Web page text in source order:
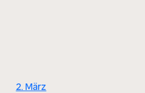
2. März